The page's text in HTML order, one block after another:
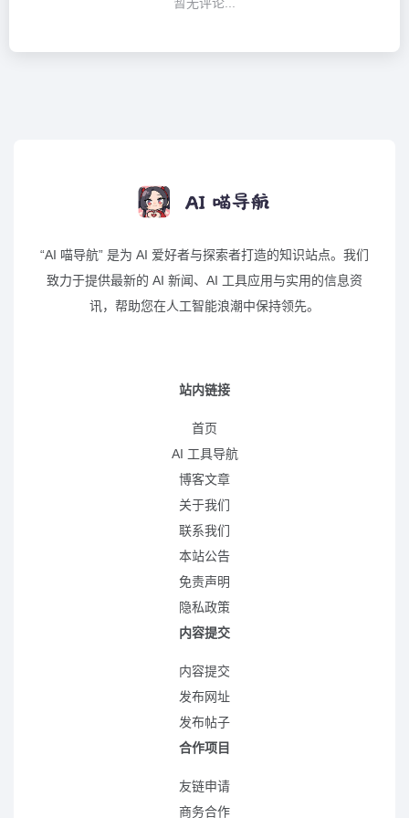
“AI 喵导航” 是为 AI 爱好者与探索者打造的知识站点。我们
致力于提供最新的 AI 新闻、AI 工具应用与实用的信息资
讯，帮助您在人工智能浪潮中保持领先。
站内链接
首页
AI 工具导航
博客文章
关于我们
联系我们
本站公告
免责声明
隐私政策
内容提交
内容提交
发布网址
发布帖子
合作项目
友链申请
商务合作